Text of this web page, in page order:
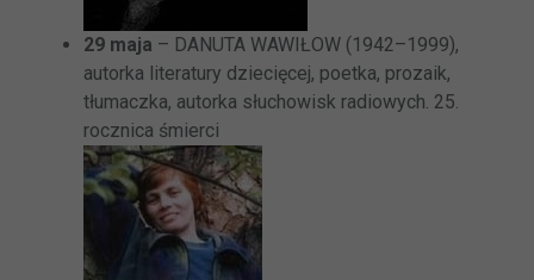
29 maja – DANUTA WAWIŁOW (1942–1999),
autorka literatury dziecięcej, poetka, prozaik,
tłumaczka, autorka słuchowisk radiowych. 25.
rocznica śmierci